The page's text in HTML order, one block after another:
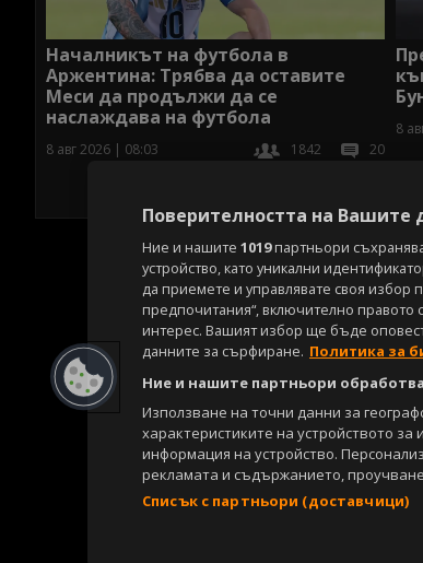
Началникът на футбола в
Аржентина: Трябва да оставите
Меси да продължи да се
наслаждава на футбола
8 авг 2026 | 08:03 1842 20
8
Поверителността на Вашите
Ние и нашите 1019партньори
устройство, като уникални
да приемете и управлявате своя избор
предпочитания“, включително правото
интерес. Вашият избор ще бъде
данните за сърфиране. Политика за
Ние и нашите партньори
Използване на точни данни за
характеристиките на устройството
информация на устройство.
рекламата и съдържанието,
Списък с партньори (доставчици)